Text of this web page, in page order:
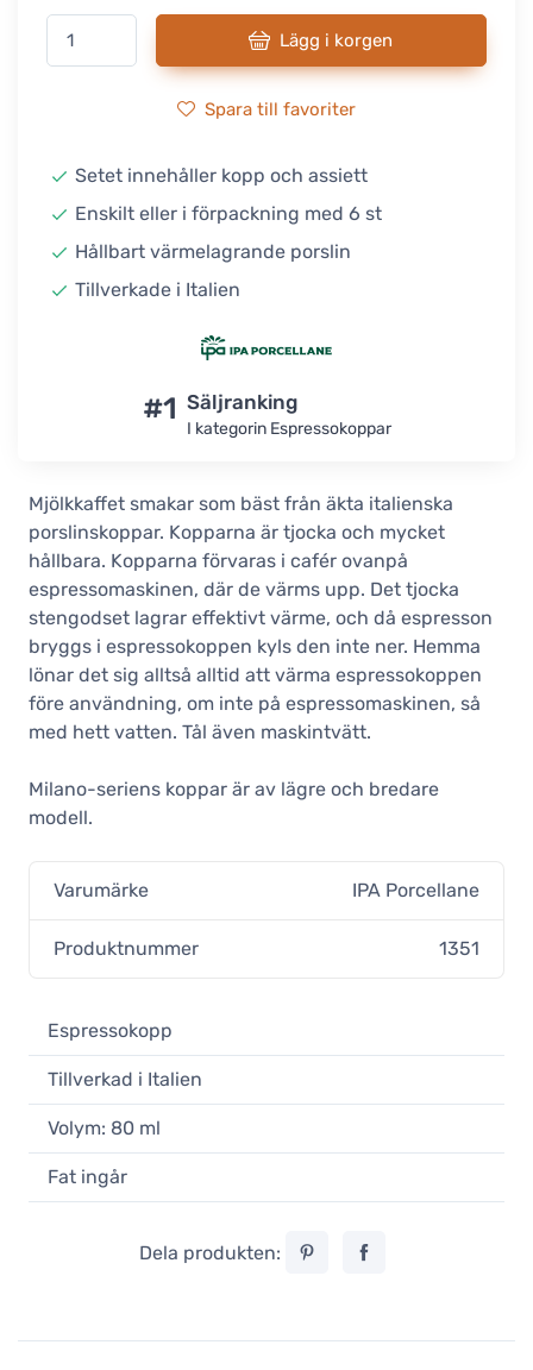
Lägg i korgen
Spara till favoriter
Setet innehåller kopp och assiett
Enskilt eller i förpackning med 6 st
Hållbart värmelagrande porslin
Tillverkade i Italien
#1 Säljranking
I kategorin Espressokoppar
Mjölkkaffet smakar som bäst från äkta italienska
porslinskoppar. Kopparna är tjocka och mycket
hållbara. Kopparna förvaras i cafér ovanpå
espressomaskinen, där de värms upp. Det tjocka
stengodset lagrar effektivt värme, och då espresson
bryggs i espressokoppen kyls den inte ner. Hemma
lönar det sig alltså alltid att värma espressokoppen
före användning, om inte på espressomaskinen, så
med hett vatten. Tål även maskintvätt.
Milano-seriens koppar är av lägre och bredare
modell.
Varumärke IPA Porcellane
Produktnummer 1351
Espressokopp
Tillverkad i Italien
Volym: 80 ml
Fat ingår
Dela produkten: